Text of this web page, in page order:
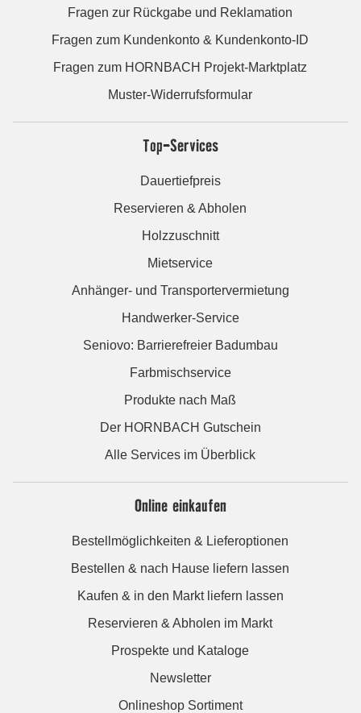
Fragen zur Rückgabe und Reklamation
Fragen zum Kundenkonto & Kundenkonto-ID
Fragen zum HORNBACH Projekt-Marktplatz
Muster-Widerrufsformular
Top-Services
Dauertiefpreis
Reservieren & Abholen
Holzzuschnitt
Mietservice
Anhänger- und Transportervermietung
Handwerker-Service
Seniovo: Barrierefreier Badumbau
Farbmischservice
Produkte nach Maß
Der HORNBACH Gutschein
Alle Services im Überblick
Online einkaufen
Bestellmöglichkeiten & Lieferoptionen
Bestellen & nach Hause liefern lassen
Kaufen & in den Markt liefern lassen
Reservieren & Abholen im Markt
Prospekte und Kataloge
Newsletter
Onlineshop Sortiment